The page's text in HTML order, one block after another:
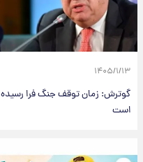
۱۴۰۵/۱/۱۳
گوترش: زمان توقف جنگ فرا رسیده
است